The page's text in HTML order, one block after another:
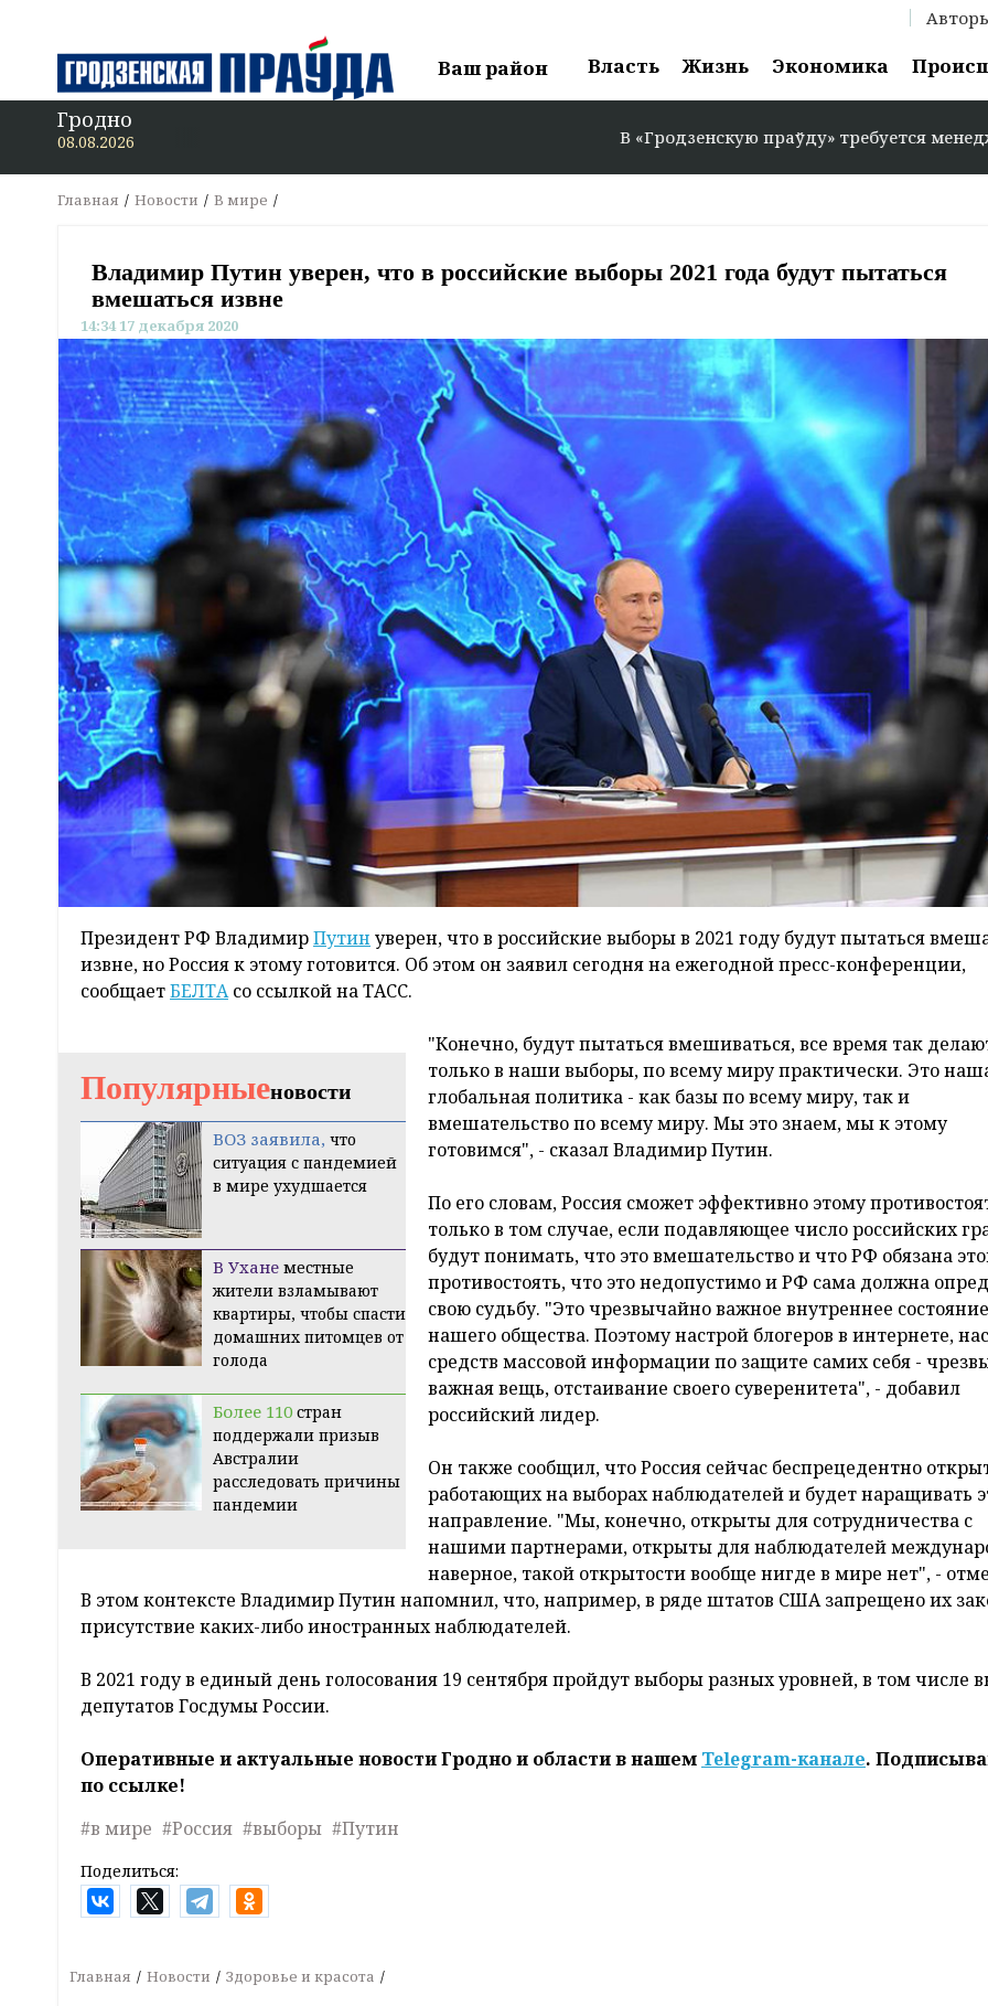
Ваш район Власть Жизнь Экономика
Гродно
08.08.2026 В «Гродзенскую праўду» требуется менеджер по
Главная Новости В мире
Владимир Путин уверен, что в российские выборы 2021 года будут пытаться
вмешаться извне
14:34 17 декабря 2020
Президент РФ ВладимирПутин уверен, что в российские выборы в 2021 году будут пытаться
извне, но Россия к этому готовится. Об этом он заявил сегодня на ежегодной пресс-конференции,
сообщаетБЕЛТАсо ссылкой на ТАСС.
Популярныеновости
ВОЗ заявила, что
ситуация с пандемией
в мире ухудшается
В Ухане местные
жители взламывают
квартиры, чтобы спасти
домашних питомцев от
голода
Более 110 стран
поддержали призыв
Австралии
расследовать причины
пандемии
"Конечно, будут пытаться вмешиваться, все время так
только в наши выборы, по всему миру практически. Это
глобальная политика - как базы по всему миру, так и
вмешательство по всему миру. Мы это знаем, мы к этому
готовимся", - сказал Владимир Путин.
По его словам, Россия сможет эффективно этому
только в том случае, если подавляющее число российских
будут понимать, что это вмешательство и что РФ обязана
противостоять, что это недопустимо и РФ сама должна
свою судьбу. "Это чрезвычайно важное внутреннее состояние
нашего общества. Поэтому настрой блогеров в интернете,
средств массовой информации по защите самих себя -
важная вещь, отстаивание своего суверенитета", - добавил
российский лидер.
Он также сообщил, что Россия сейчас беспрецедентно
работающих на выборах наблюдателей и будет наращивать
направление. "Мы, конечно, открыты для сотрудничества с
нашими партнерами, открыты для наблюдателей
наверное, такой открытости вообще нигде в мире нет", -
В этом контексте Владимир Путин напомнил, что, например, в ряде штатов США запрещено их
присутствие каких-либо иностранных наблюдателей.
В 2021 году в единый день голосования 19 сентября пройдут выборы разных уровней, в том числе
депутатов Госдумы России.
Оперативные и актуальные новости Гродно и области в нашем Telegram-канале.
по ссылке!
#в мире #Россия #выборы #Путин
Поделиться:
Главная Новости Здоровье и красота